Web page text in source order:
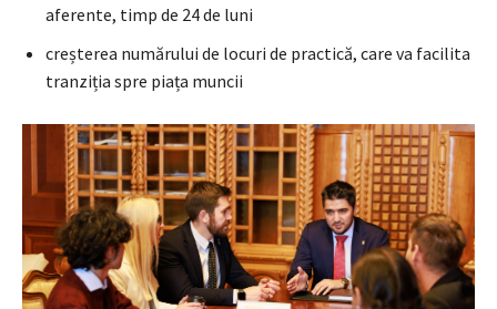
aferente, timp de 24 de luni
creșterea numărului de locuri de practică, care va facilita
tranziția spre piața muncii